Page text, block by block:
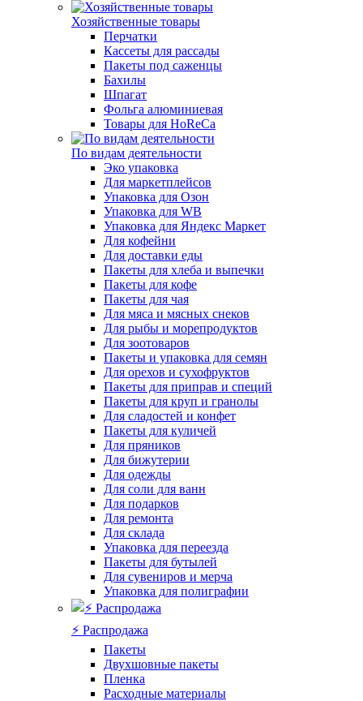
Хозяйственные товары
Перчатки
Кассеты для рассады
Пакеты под саженцы
Бахилы
Шпагат
Фольга алюминиевая
Товары для HoReCa
По видам деятельности
Эко упаковка
Для маркетплейсов
Упаковка для Озон
Упаковка для WB
Упаковка для Яндекс Маркет
Для кофейни
Для доставки еды
Пакеты для хлеба и выпечки
Пакеты для кофе
Пакеты для чая
Для мяса и мясных снеков
Для рыбы и морепродуктов
Для зоотоваров
Пакеты и упаковка для семян
Для орехов и сухофруктов
Пакеты для приправ и специй
Пакеты для круп и гранолы
Для сладостей и конфет
Пакеты для куличей
Для пряников
Для бижутерии
Для одежды
Для соли для ванн
Для подарков
Для ремонта
Для склада
Упаковка для переезда
Пакеты для бутылей
Для сувениров и мерча
Упаковка для полиграфии
⚡️ Распродажа
Пакеты
Двухшовные пакеты
Пленка
Расходные материалы